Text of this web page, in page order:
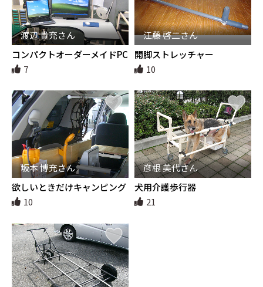
渡辺 貴充さん
コンパクトオーダーメイドPC
デスク
7
江藤 啓二さん
開脚ストレッチャー
10
坂本 博充さん
欲しいときだけキャンピング
カー変身セット
10
彦根 美代さん
犬用介護歩行器
21